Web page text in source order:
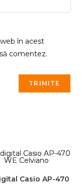
în acest
comentez.
Casio AP-470